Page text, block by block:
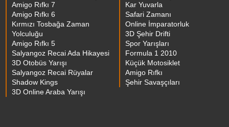
Amigo Rıfkı 7
Amigo Rıfkı 6
Kırmızı Tosbağa Zaman
Yolculuğu
Amigo Rıfkı 5
Salyangoz Recai Ada Hikayesi
3D Otobüs Yarışı
Salyangoz Recai Rüyalar
Shadow Kings
3D Online Araba Yarışı
Kar Yuvarla
Safari Zamanı
Online İmparatorluk
3D Şehir Drifti
Spor Yarışları
Formula 1 2010
Küçük Motosiklet
Amigo Rıfkı
Şehir Savaşçıları